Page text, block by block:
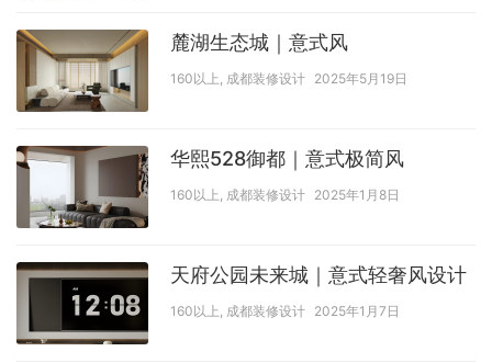
麓湖生态城｜意式风
160以上 成都装修设计 2025年5月19日
华熙528御都｜意式极简风
160以上 成都装修设计 2025年1月8日
天府公园未来城｜意式轻奢风设计
160以上 成都装修设计 2025年1月7日